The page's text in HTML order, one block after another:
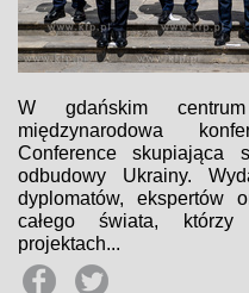
W gdańskim
międzynarodowa
Conference
odbudowy Ukrainy.
dyplomatów, ekspertów
całego świata,
projektach...